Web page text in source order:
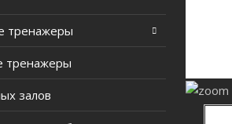
тренажеры
тренажеры
залов